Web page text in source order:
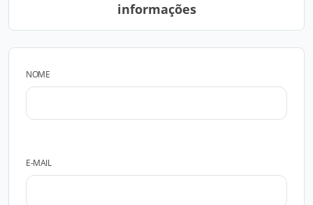
informações
NOME
E-MAIL